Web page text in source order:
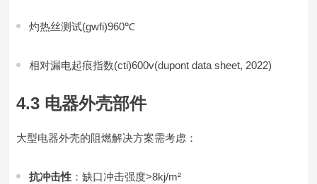
灼热丝测试(gwfi)960℃
相对漏电起痕指数(cti)600v(dupont data sheet, 2022)
4.3 电器外壳部件
大型电器外壳的阻燃解决方案需考虑：
抗冲击性 ：缺口冲击强度>8kj/m²